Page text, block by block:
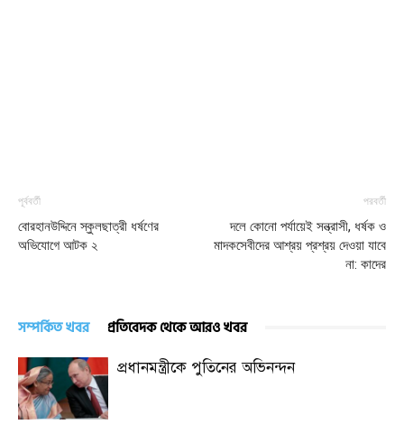
পূর্ববর্তী
বোরহানউদ্দিনে স্কুলছাত্রী ধর্ষণের
অভিযোগে আটক ২
পরবর্তী
দলে কোনো পর্যায়েই সন্ত্রাসী, ধর্ষক ও
মাদকসেবীদের আশ্রয় প্রশ্রয় দেওয়া যাবে
না: কাদের
সম্পর্কিত খবর প্রতিবেদক থেকে আরও খবর
প্রধানমন্ত্রীকে পুতিনের অভিনন্দন